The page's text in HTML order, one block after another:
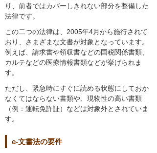
り、前者ではカバーしきれない部分を整備した
法律です。
この二つの法律は、2005年4月から施行されて
おり、さまざまな文書が対象となっています。
例えば、請求書や領収書などの国税関係書類、
カルテなどの医療情報書類などが挙げられま
す。
ただし、緊急時にすぐに読める状態にしておか
なくてはならない書類や、現物性の高い書類
（例：運転免許証）などは対象外とされていま
す。
e-文書法の要件